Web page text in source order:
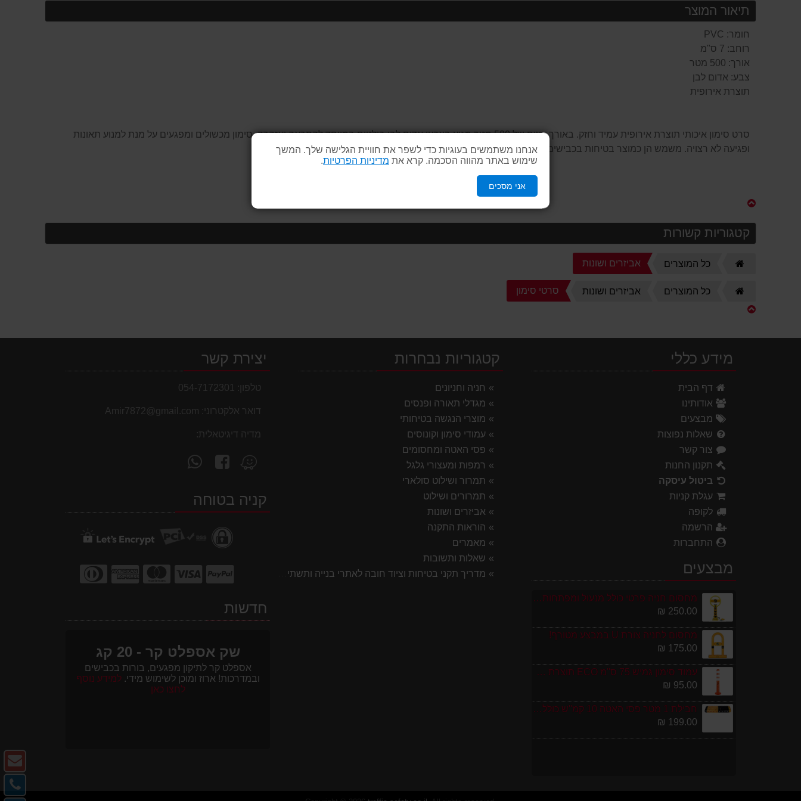
אנחנו משתמשים בעוגיות כדי לשפר את חוויית הגלישה שלך. המשך
שימוש באתר מהווה הסכמה. קרא את מדיניות הפרטיות
אני מסכים
תיאור המוצר
חומר: PVC
רוחב: 7 ס"מ
אורך: 500 מטר
צבע: אדום לבן
תוצרת אירופית
סרט סימון איכותי תוצרת אירופית עמיד וחזק. באורך עצום של 500 מטר מגיע בצבעי אדום לבן בולטים במיוחד להתראה ואזהרה. סימון מכשולים ומפגעים על מנת למנוע תאונות
ופגיעה לא רצויה. משמש הן כמוצר בטיחות בכבישים ובחניונים והן כמוצר בטיחות בעבודה.
קטגוריות קשורות
כל המוצרים אביזרים ושונות
כל המוצרים אביזרים ושונות סרטי סימון
מידע כללי
דף הבית
אודותינו
מבצעים
שאלות נפוצות
צור קשר
תקנון החנות
ביטול עיסקה
עגלת קניות
לקופה
הרשמה
התחברות
מבצעים
מחסום חניה פרטי כולל מנעול ומפתחות גובה 70 ס"מ
250.00 ₪
מחסום לחניה צורת U במבצע מטורף!
175.00 ₪
עמוד סימון גמיש 75 ס''מ ECO תוצרת אירופה
95.00 ₪
חבילת 1 מטר פסי האטה 10 קמ''ש כולל סופיות מפלסטיק
199.00 ₪
קטגוריות נבחרות
חניה וחניונים
מגדלי תאורה ופנסים
מוצרי הנגשה בטיחותי
עמודי סימון וקונוסים
פסי האטה ומחסומים
רמפות ומעצורי גלגל
תמרור ושילוט סולארי
תמרורים ושילוט
אביזרים ושונות
הוראות התקנה
מאמרים
שאלות ותשובות
מדריך תקני בטיחות וציוד חובה לאתרי בנייה ותשתית 2026
יצירת קשר
טלפון: 054-7172301
דואר אלקטרוני: Amir7872@gmail.com
מדיה דיגיטאלית:
מצא
אותנו
Waze
עקוב
אחרינו
facebookקניה בטוחה
חדשות
שק אספלט קר - 20 קג
אספלט קר לתיקון מפגעים, בורות בכבישים
ובמדרכות! ארוז ומוכן לשימוש מידי.למידע נוסף
לחצו כאן
-